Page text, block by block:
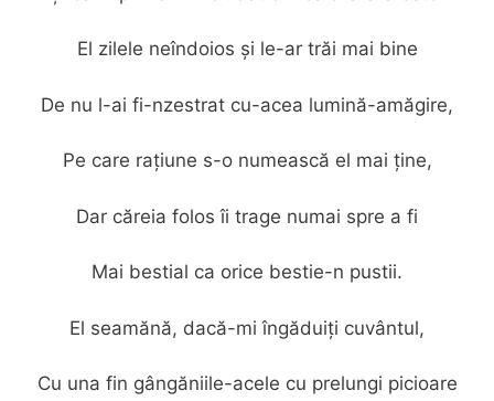
El zilele neîndoios și le-ar trăi mai bine
De nu l-ai fi-nzestrat cu-acea lumină-amăgire,
Pe care rațiune s-o numească el mai ține,
Dar căreia folos îi trage numai spre a fi
Mai bestial ca orice bestie-n pustii.
El seamănă, dacă-mi îngăduiți cuvântul,
Cu una fin gângăniile-acele cu prelungi picioare